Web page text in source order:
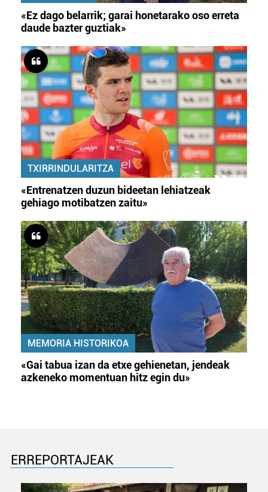
«Ez dago belarrik; garai honetarako oso erreta
daude bazter guztiak»
TXIRRINDULARITZA
«Entrenatzen duzun bideetan lehiatzeak
gehiago motibatzen zaitu»
MEMORIA HISTORIKOA
«Gai tabua izan da etxe gehienetan, jendeak
azkeneko momentuan hitz egin du»
ERREPORTAJEAK